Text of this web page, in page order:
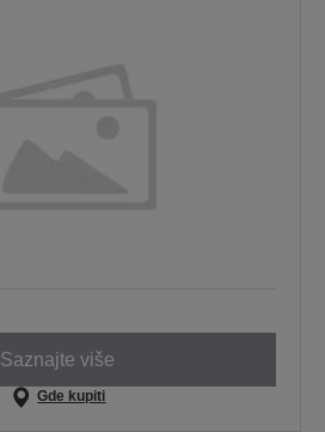
Saznajte više
Gde kupiti